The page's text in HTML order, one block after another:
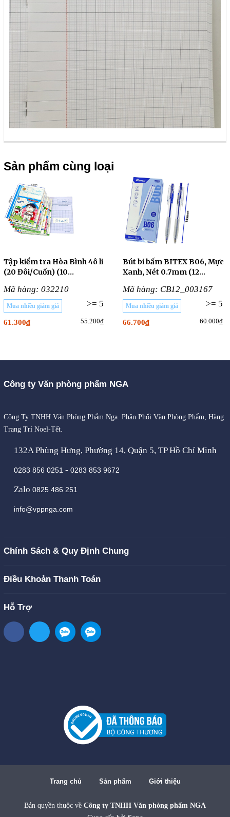
Sản phẩm cùng loại
Tập kiểm tra Hòa Bình 4ô li
(20 Đôi/Cuốn) (10
Mã hàng: 032210
>= 5
Mua nhiều giảm giá
61.300₫ 55.200₫
Bút bi bấm BITEX B06, Mực
Xanh, Nét 0.7mm (12
Mã hàng: CB12_003167
>= 5
Mua nhiều giảm giá
66.700₫ 60.000₫
Công ty Văn phòng phẩm NGA
Công Ty TNHH Văn Phòng Phẩm Nga. Phân Phối Văn Phòng Phẩm, Hàng
Trang Trí Noel-Tết.
132A Phùng Hưng, Phường 14, Quận 5, TP Hồ Chí Minh
0283 856 0251 - 0283 853 9672
Zalo 0825 486 251
info@vppnga.com
Chính Sách & Quy Định Chung
Điều Khoản Thanh Toán
Hỗ Trợ
Trang chủ Sản phẩm Giới thiệu
Bản quyền thuộc về Công ty TNHH Văn phòng phẩm NGA